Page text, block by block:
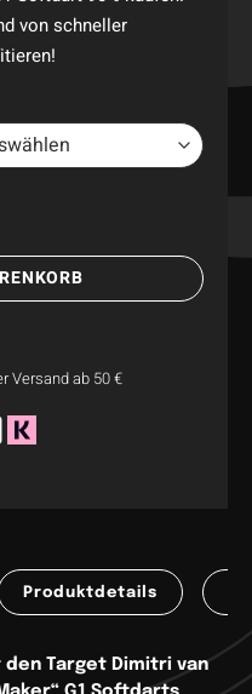
von schneller
Versand ab 50 €
Produktdetails
Target Dimitri van